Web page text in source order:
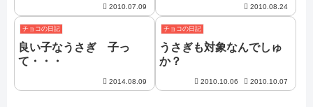
2010.07.09 2010.08.24
チョコの日記
良い子なうさぎ 子っ
て・・・
2014.08.09
チョコの日記
うさぎも対象なんでしゅ
か？
2010.10.06 2010.10.07